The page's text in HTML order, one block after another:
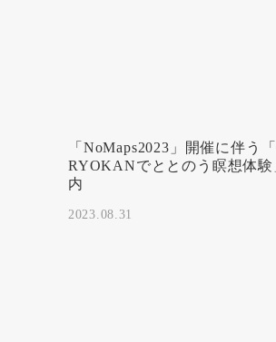
「NoMaps2023」開催に伴う
RYOKANでととのう瞑想体験
内
2023.08.31